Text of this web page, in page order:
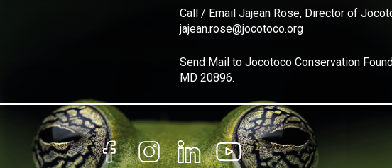
Call / Email Jajean Rose, Director of
jajean.rose@jocotoco.org
Send Mail to Jocotoco Conservation
MD 20896.